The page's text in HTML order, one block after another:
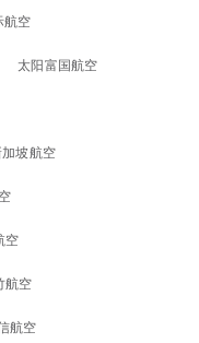
航空
太阳富国航空
加坡航空
空
航空
航空